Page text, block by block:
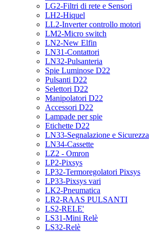
LG2-Filtri di rete e Sensori
LH2-Hiquel
LL2-Inverter controllo motori
LM2-Micro switch
LN2-New Elfin
LN31-Contattori
LN32-Pulsanteria
Spie Luminose D22
Pulsanti D22
Selettori D22
Manipolatori D22
Accessori D22
Lampade per spie
Etichette D22
LN33-Segnalazione e Sicurezza
LN34-Cassette
LZ2 - Omron
LP2-Pixsys
LP32-Termoregolatori Pixsys
LP33-Pixsys vari
LK2-Pneumatica
LR2-RAAS PULSANTI
LS2-RELE'
LS31-Mini Relè
LS32-Relè